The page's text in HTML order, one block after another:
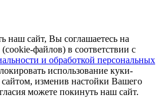
наш сайт, Вы соглашаетесь на
файлов) в соответствии с
и обработкой персональных
использование куки-
изменив настойки Вашего
можете покинуть наш сайт.